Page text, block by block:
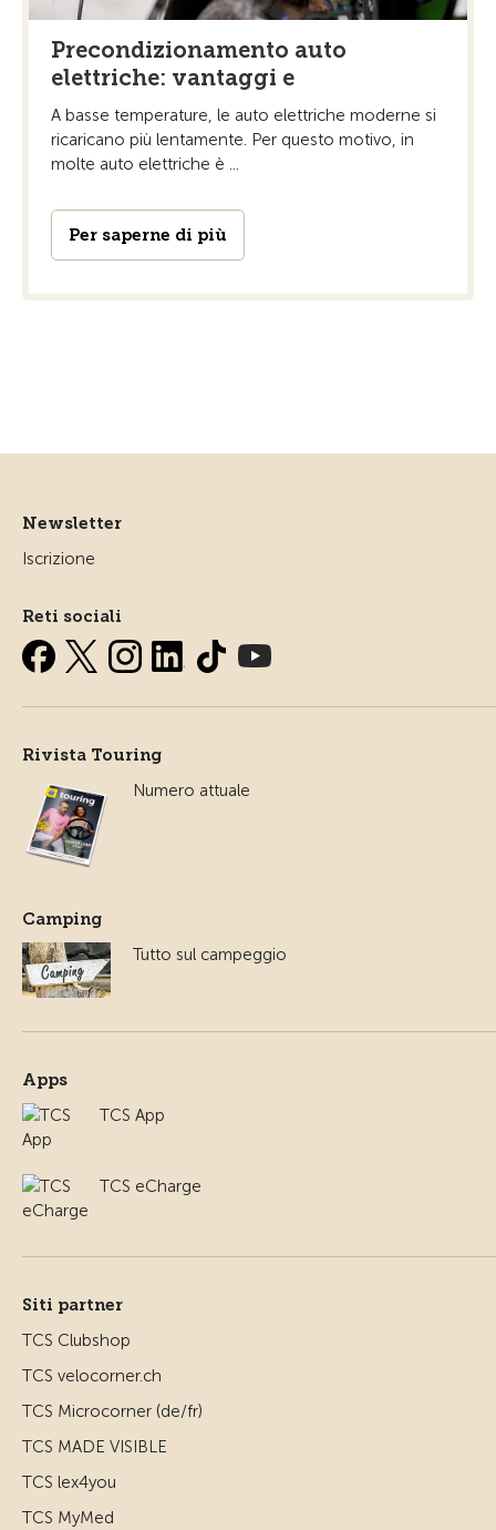
Precondizionamento auto
elettriche: vantaggi e
A basse temperature, le auto elettriche moderne si
ricaricano più lentamente. Per questo motivo, in
molte auto elettriche è ...
Per saperne di più
Newsletter
Iscrizione
Reti sociali
Rivista Touring
Numero attuale
Camping
Tutto sul campeggio
Apps
TCS App
TCS eCharge
Siti partner
TCS Clubshop
TCS velocorner.ch
TCS Microcorner (de/fr)
TCS MADE VISIBLE
TCS lex4you
TCS MyMed